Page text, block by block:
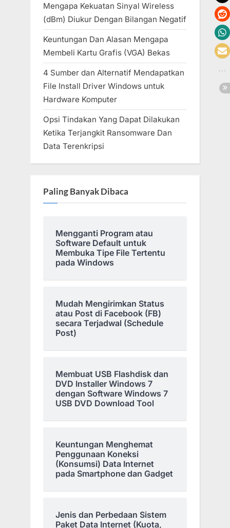
Mengapa Kekuatan Sinyal Wireless
(dBm) Diukur Dengan Bilangan Negatif
Keuntungan Dan Alasan Mengapa
Membeli Kartu Grafis (VGA) Bekas
4 Sumber dan Alternatif Mendapatkan
File Install Driver Windows untuk
Hardware Komputer
Opsi Tindakan Yang Dapat Dilakukan
Ketika Terjangkit Ransomware Dan
Data Terenkripsi
Paling Banyak Dibaca
Mengganti Program atau
Software Default untuk
Membuka Tipe File Tertentu
pada Windows
Mudah Mengirimkan Status
atau Post di Facebook (FB)
secara Terjadwal (Schedule
Post)
Membuat USB Flashdisk dan
DVD Installer Windows 7
dengan Software Windows 7
USB DVD Download Tool
Keuntungan Menghemat
Penggunaan Koneksi
(Konsumsi) Data Internet
pada Smartphone dan Gadget
Jenis dan Perbedaan Sistem
Paket Data Internet (Kuota,